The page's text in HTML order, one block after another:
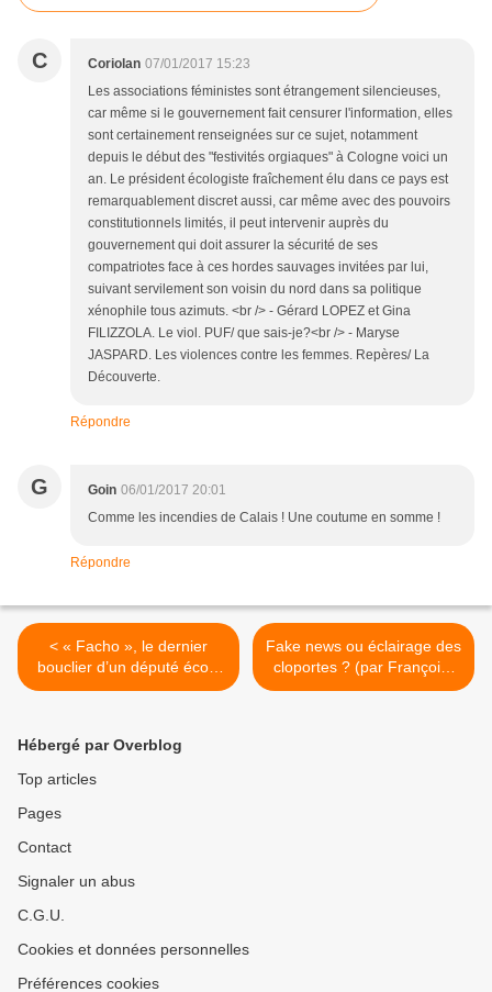
C Coriolan 07/01/2017 15:23
Les associations féministes sont étrangement silencieuses,
car même si le gouvernement fait censurer l'information, elles
sont certainement renseignées sur ce sujet, notamment
depuis le début des "festivités orgiaques" à Cologne voici un
an. Le président écologiste fraîchement élu dans ce pays est
remarquablement discret aussi, car même avec des pouvoirs
constitutionnels limités, il peut intervenir auprès du
gouvernement qui doit assurer la sécurité de ses
compatriotes face à ces hordes sauvages invitées par lui,
suivant servilement son voisin du nord dans sa politique
xénophile tous azimuts. <br /> - Gérard LOPEZ et Gina
FILIZZOLA. Le viol. PUF/ que sais-je?<br /> - Maryse
JASPARD. Les violences contre les femmes. Repères/ La
Découverte.
Répondre
G Goin 06/01/2017 20:01
Comme les incendies de Calais ! Une coutume en somme !
Répondre
< « Facho », le dernier
bouclier d’un député écolo
à court d’argument
Fake news ou éclairage des
cloportes ? (par François-
Xavier Rochette) >
Hébergé par Overblog
Top articles
Pages
Contact
Signaler un abus
C.G.U.
Cookies et données personnelles
Préférences cookies